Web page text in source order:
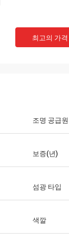
신과 매우 식견 있습
품질 제품.우리는 분
최고의 가격
조명 공급원
보증(년)
섬광 타입
색깔